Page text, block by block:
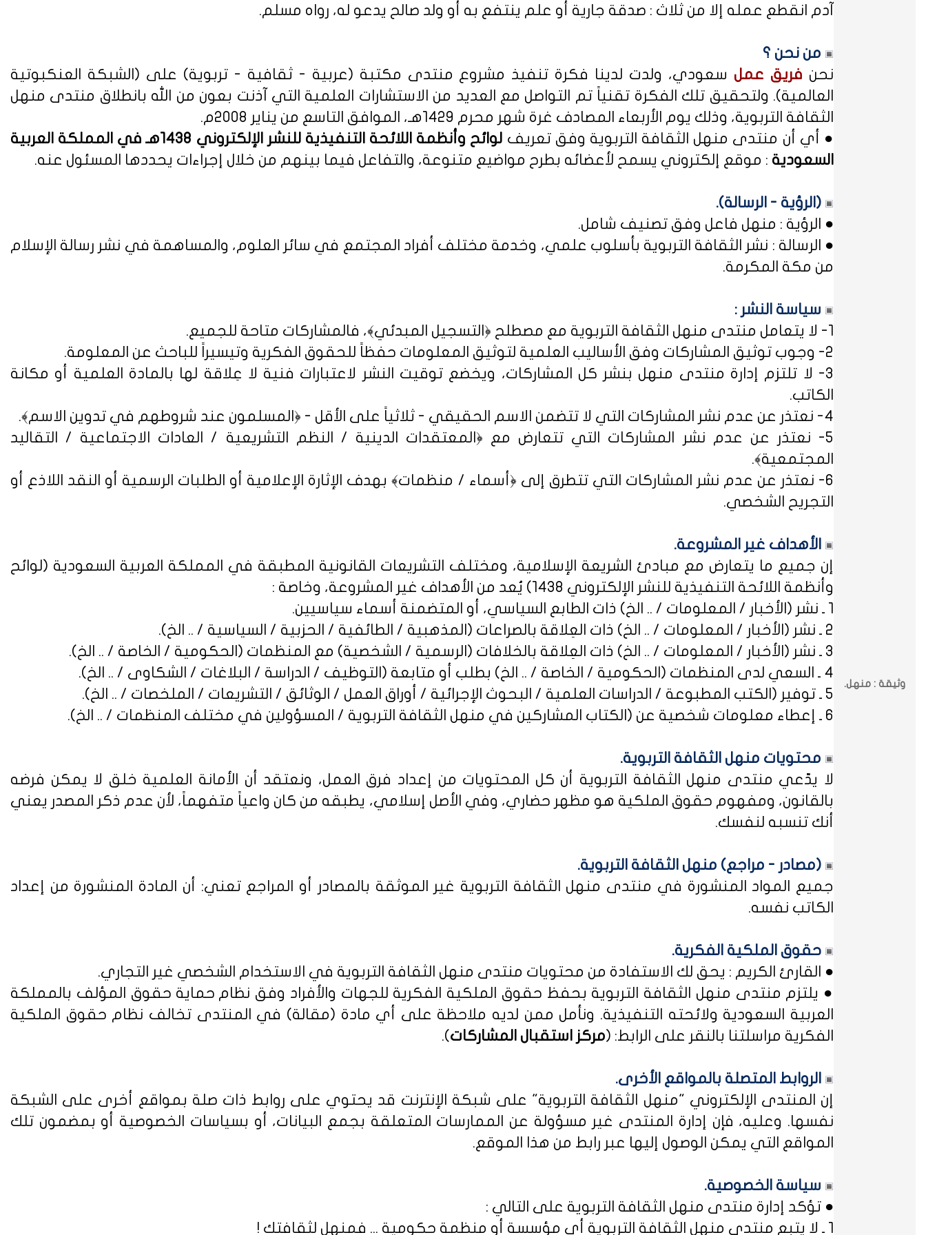
وثيقة : منهل.
آدم انقطع عمله إلا من ثلاث : صدقة جارية أو علم ينتفع به أو ولد صالح يدعو له، رواه مسلم.
من نحن ؟
نحن فريق عمل سعودي، ولدت لدينا فكرة تنفيذ مشروع منتدى مكتبة (عربية - ثقافية - تربوية) على (الشبكة العنكبوتية
العالمية). ولتحقيق تلك الفكرة تقنياً تم التواصل مع العديد من الاستشارات العلمية التي آذنت بعون من الله بانطلاق منتدى منهل
الثقافة التربوية، وذلك يوم الأربعاء المصادف غرة شهر محرم 1429هـ، الموافق التاسع من يناير 2008م.
● أي أن منتدى منهل الثقافة التربوية وفق تعريف
لوائح وأنظمة اللائحة التنفيذية للنشر الإلكتروني 1438هـ في المملكة العربية
السعودية : موقع إلكتروني يسمح لأعضائه بطرح مواضيع متنوعة، والتفاعل فيما بينهم من خلال إجراءات يحددها المسئول عنه.
(الرؤية - الرسالة).
● الرؤية : منهل فاعل وفق تصنيف شامل.
● الرسالة : نشر الثقافة التربوية بأسلوب علمي، وخدمة مختلف أفراد المجتمع في سائر العلوم، والمساهمة في نشر رسالة الإسلام
من مكة المكرمة.
سياسة النشر :
1- لا يتعامل منتدى منهل الثقافة التربوية مع مصطلح ﴿التسجيل المبدئي﴾، فالمشاركات متاحة للجميع.
2- وجوب توثيق المشاركات وفق الأساليب العلمية لتوثيق المعلومات حفظاً للحقوق الفكرية وتيسيراً للباحث عن المعلومة.
3- لا تلتزم إدارة منتدى منهل بنشر كل المشاركات، ويخضع توقيت النشر لاعتبارات فنية لا عِلاقة لها بالمادة العلمية أو مكانة
الكاتب.
4- نعتذر عن عدم نشر المشاركات التي لا تتضمن الاسم الحقيقي - ثلاثياً على الأقل - ﴿المسلمون عند شروطهم في تدوين الاسم﴾.
5- نعتذر عن عدم نشر المشاركات التي تتعارض مع ﴿المعتقدات الدينية / النظم التشريعية / العادات الاجتماعية / التقاليد
المجتمعية﴾.
6- نعتذر عن عدم نشر المشاركات التي تتطرق إلى ﴿أسماء / منظمات﴾ بهدف الإثارة الإعلامية أو الطلبات الرسمية أو النقد اللاذع أو
التجريح الشخصي.
الأهداف غير المشروعة.
إن جميع ما يتعارض مع مبادئ الشريعة الإسلامية، ومختلف التشريعات القانونية المطبقة في المملكة العربية السعودية (لوائح
وأنظمة اللائحة التنفيذية للنشر الإلكتروني 1438
) يُعد من الأهداف غير المشروعة، وخاصة :
1 ـ نشر (الأخبار / المعلومات / .. الخ) ذات الطابع السياسي، أو المتضمنة أسماء سياسيين.
2 ـ نشر (الأخبار / المعلومات / .. الخ) ذات العِلاقة بالصراعات (المذهبية / الطائفية / الحزبية / السياسية / .. الخ).
3 ـ نشر (الأخبار / المعلومات / .. الخ) ذات العِلاقة بالخلافات (الرسمية / الشخصية) مع المنظمات (الحكومية / الخاصة / .. الخ).
4 ـ السعي لدى المنظمات (الحكومية / الخاصة / .. الخ) بطلب أو متابعة (التوظيف / الدراسة / البلاغات / الشكاوى / .. الخ).
5 ـ توفير (الكتب المطبوعة / الدراسات العلمية / البحوث الإجرائية / أوراق العمل / الوثائق / التشريعات / الملخصات / .. الخ).
6 ـ إعطاء معلومات شخصية عن (الكتاب المشاركين في منهل الثقافة التربوية / المسؤولين في مختلف المنظمات / .. الخ).
محتويات منهل الثقافة التربوية.
لا يدّعي منتدى منهل الثقافة التربوية أن كل المحتويات من إعداد فرق العمل، ونعتقد أن الأمانة العلمية خلق لا يمكن فرضه
بالقانون، ومفهوم حقوق الملكية هو مظهر حضاري، وفي الأصل إسلامي، يطبقه من كان واعياً متفهماً، لأن عدم ذكر المصدر يعني
أنك تنسبه لنفسك.
(مصادر - مراجع) منهل الثقافة التربوية.
جميع المواد المنشورة في منتدى منهل الثقافة التربوية غير الموثقة بالمصادر أو المراجع تعني: أن المادة المنشورة من إعداد
الكاتب نفسه.
حقوق الملكية الفكرية.
● القارئ الكريم : يحق لك الاستفادة من محتويات منتدى منهل الثقافة التربوية في الاستخدام الشخصي غير التجاري.
● يلتزم منتدى منهل الثقافة التربوية بحفظ حقوق الملكية الفكرية للجهات والأفراد وفق نظام حماية حقوق المؤلف بالمملكة
العربية السعودية ولائحته التنفيذية. ونأمل ممن لديه ملاحظة على أي مادة (مقالة) في المنتدى تخالف نظام حقوق الملكية
الفكرية مراسلتنا بالنقر على الرابط: (مركز استقبال المشاركات).
الروابط المتصلة بالمواقع الأخرى.
إن المنتدى الإلكتروني "منهل الثقافة التربوية" على شبكة الإنترنت قد يحتوي على روابط ذات صلة بمواقع أخرى على الشبكة
نفسها. وعليه، فإن إدارة المنتدى غير مسؤولة عن الممارسات المتعلقة بجمع البيانات، أو بسياسات الخصوصية أو بمضمون تلك
المواقع التي يمكن الوصول إليها عبر رابط من هذا الموقع.
سياسة الخصوصية.
● تؤكد إدارة منتدى منهل الثقافة التربوية على التالي :
1 ـ لا يتبع منتدى منهل الثقافة التربوية أي مؤسسة أو منظمة حكومية ... فمنهل لثقافتك !